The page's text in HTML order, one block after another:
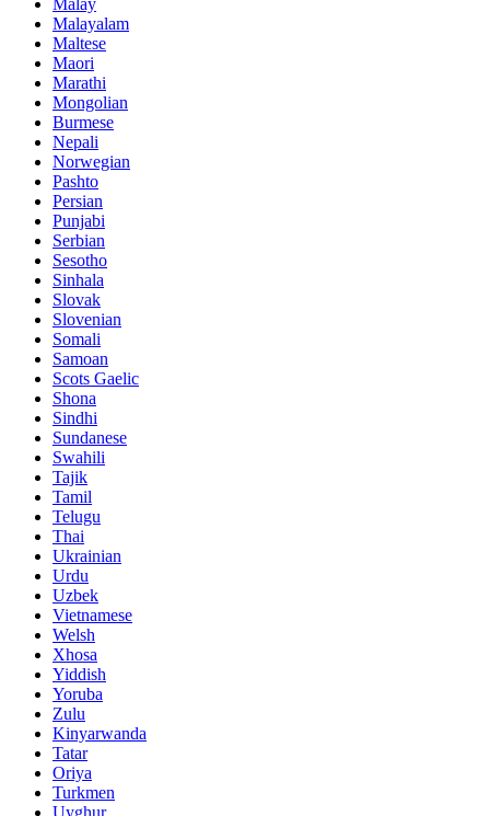
Malayalam
Maltese
Maori
Marathi
Mongolian
Burmese
Nepali
Norwegian
Pashto
Persian
Punjabi
Serbian
Sesotho
Sinhala
Slovak
Slovenian
Somali
Samoan
Scots Gaelic
Shona
Sindhi
Sundanese
Swahili
Tajik
Tamil
Telugu
Thai
Ukrainian
Urdu
Uzbek
Vietnamese
Welsh
Xhosa
Yiddish
Yoruba
Zulu
Kinyarwanda
Tatar
Oriya
Turkmen
Uyghur